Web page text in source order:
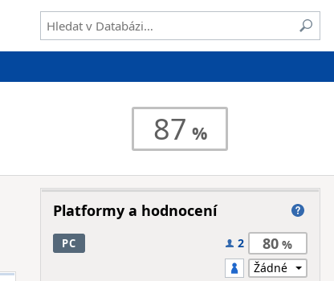
87
Platformy a hodnocení
PC 2 80